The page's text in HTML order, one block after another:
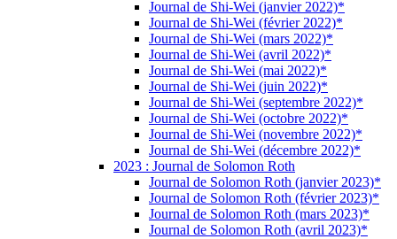
Journal de Shi-Wei (janvier 2022)*
Journal de Shi-Wei (février 2022)*
Journal de Shi-Wei (mars 2022)*
Journal de Shi-Wei (avril 2022)*
Journal de Shi-Wei (mai 2022)*
Journal de Shi-Wei (juin 2022)*
Journal de Shi-Wei (septembre 2022)*
Journal de Shi-Wei (octobre 2022)*
Journal de Shi-Wei (novembre 2022)*
Journal de Shi-Wei (décembre 2022)*
2023 : Journal de Solomon Roth
Journal de Solomon Roth (janvier 2023)*
Journal de Solomon Roth (février 2023)*
Journal de Solomon Roth (mars 2023)*
Journal de Solomon Roth (avril 2023)*